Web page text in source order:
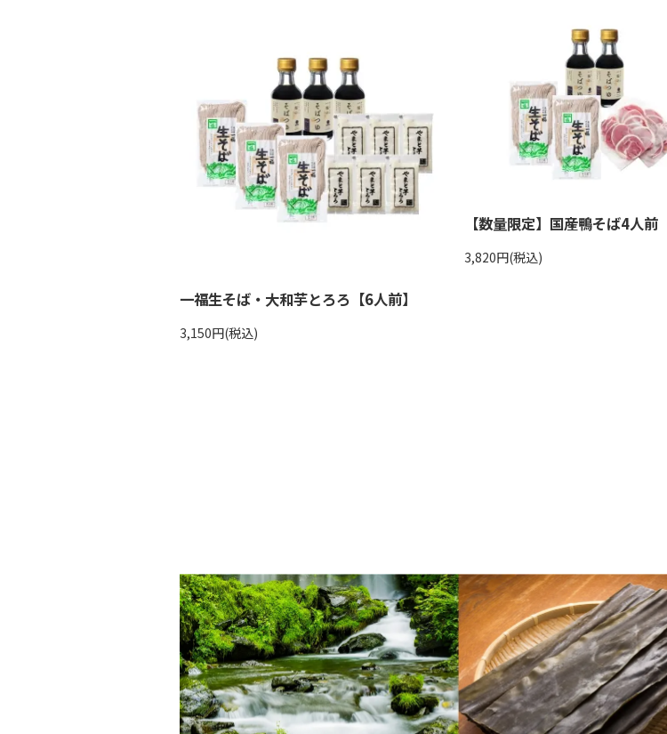
一福生そば・大和芋とろろ【6人前】
3,150円(税込)
【数量限定】国産鴨そば4人前
3,820円(税込)